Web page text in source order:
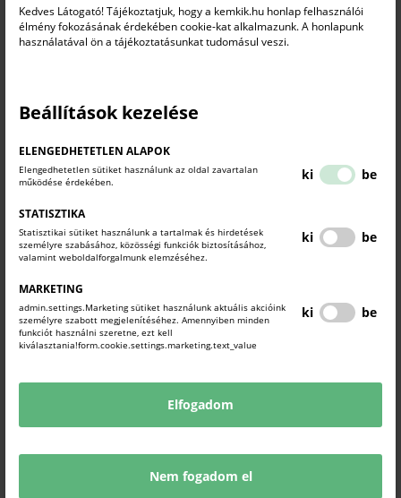
Kedves Látogató! Tájékoztatjuk, hogy a kemkik.hu honlap felhasználói
élmény fokozásának érdekében cookie-kat alkalmazunk. A honlapunk
használatával ön a tájékoztatásunkat tudomásul veszi.
Beállítások kezelése
ELENGEDHETETLEN ALAPOK
Elengedhetetlen sütiket használunk az oldal zavartalan
működése érdekében.
ki be
STATISZTIKA
Statisztikai sütiket használunk a tartalmak és hirdetések
személyre szabásához, közösségi funkciók biztosításához,
valamint weboldalforgalmunk elemzéséhez.
ki be
MARKETING
admin.settings.Marketing sütiket használunk aktuális akcióink
személyre szabott megjelenítéséhez. Amennyiben minden
funkciót használni szeretne, ezt kell
kiválasztania!form.cookie.settings.marketing.text_value
ki be
Elfogadom
Nem fogadom el
területén is kínál képzést, ennek gyakorlati oldalát 14 drón
támogatja, közöttük nagyméretű, beavatkozó drónok is -
KAPCSOLÓDÓ TARTALMAK